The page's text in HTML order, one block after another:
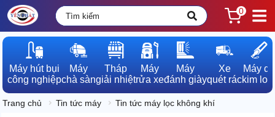
0
Máy hút bụi
công nghiệp
Máy
chà sàn
Tháp
giải nhiệt
Máy
rửa xe
Máy
đánh giày
Xe
quét rác
Máy dò
kim loại
Trang chủ Tin tức máy Tin tức máy lọc không khí